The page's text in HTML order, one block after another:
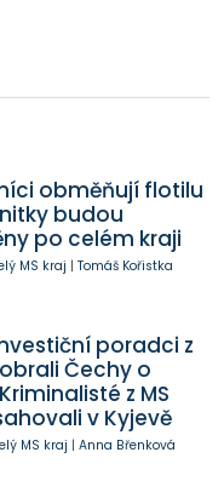
obměňují flotilu
budou
po celém kraji
MS kraj | Tomáš Kořistka
poradci z
Čechy o
z MS
v Kyjevě
MS kraj | Anna Břenková